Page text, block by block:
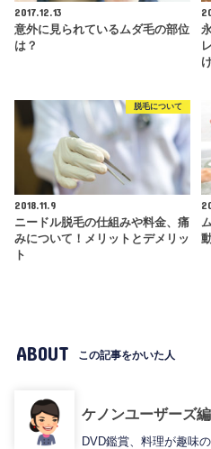
2017.12.13
意外に見られているムダ毛の部位
は？
脱毛について
2018.11.9
ニードル脱毛の仕組みや料金、痛
みについて！メリットとデメリッ
ト
ABOUT この記事をかいた人
ケノンユーザーズ
DVD鑑賞、料理が趣味